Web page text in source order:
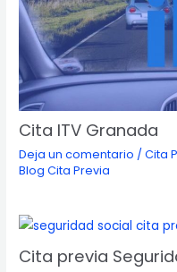
Cita ITV Granada
Deja un comentario /Cita
Blog Cita Previa
Cita previa